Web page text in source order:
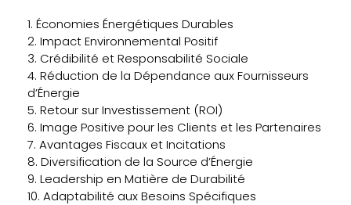
1. Économies Énergétiques Durables
2. Impact Environnemental Positif
3. Crédibilité et Responsabilité Sociale
4. Réduction de la Dépendance aux Fournisseurs
d’Énergie
5. Retour sur Investissement (ROI)
6. Image Positive pour les Clients et les Partenaires
7. Avantages Fiscaux et Incitations
8. Diversification de la Source d’Énergie
9. Leadership en Matière de Durabilité
10. Adaptabilité aux Besoins Spécifiques